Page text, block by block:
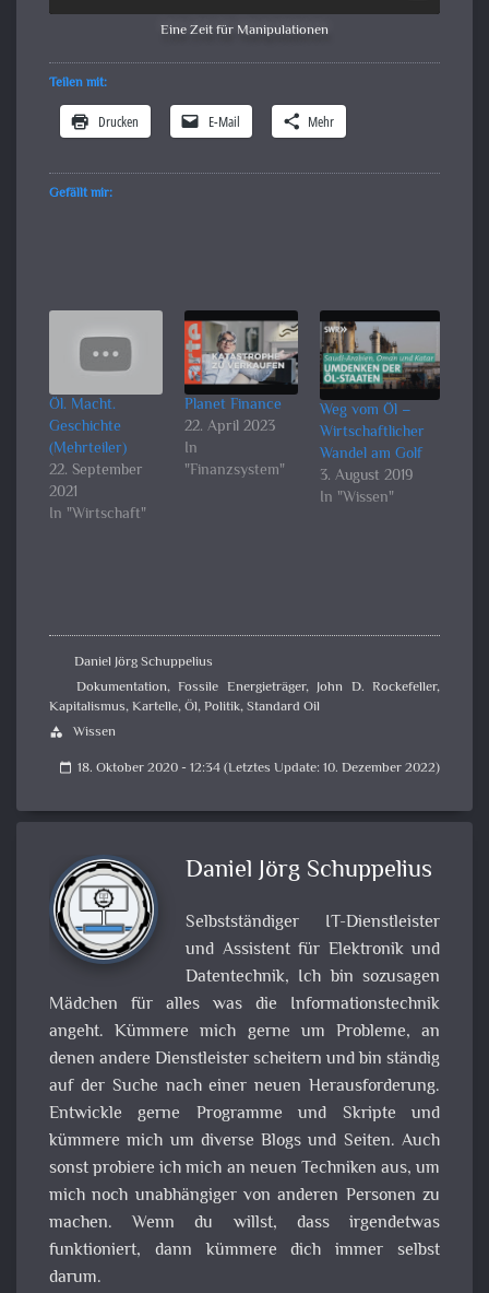
Eine Zeit für Manipulationen
Teilen mit:
Drucken E-Mail Mehr
Gefällt mir:
Öl. Macht.
Geschichte
(Mehrteiler)
22. September
2021
In "Wirtschaft"
Planet Finance
22. April 2023
In
"Finanzsystem"
Weg vom Öl –
Wirtschaftlicher
Wandel am Golf
3. August 2019
In "Wissen"
Daniel Jörg Schuppelius
Dokumentation,Fossile Energieträger,John D. Rockefeller,
Kapitalismus,Kartelle,Öl,Politik,Standard Oil
category Wissen
calendar_today 18. Oktober 2020 - 12:34 (Letztes Update: 10. Dezember 2022)
Daniel Jörg Schuppelius
Selbstständiger IT-Dienstleister
und Assistent für Elektronik und
Datentechnik, Ich bin sozusagen
Mädchen für alles was die Informationstechnik
angeht. Kümmere mich gerne um Probleme, an
denen andere Dienstleister scheitern und bin ständig
auf der Suche nach einer neuen Herausforderung.
Entwickle gerne Programme und Skripte und
kümmere mich um diverse Blogs und Seiten. Auch
sonst probiere ich mich an neuen Techniken aus, um
mich noch unabhängiger von anderen Personen zu
machen. Wenn du willst, dass irgendetwas
funktioniert, dann kümmere dich immer selbst
darum.